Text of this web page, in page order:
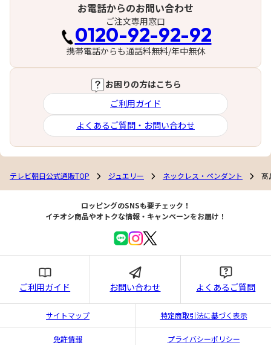
お電話からのお問い合わせ
ご注文専用窓口
0120-92-92-92
携帯電話からも通話料無料/年中無休
お困りの方はこちら
ご利用ガイド
よくあるご質問・お問い合わせ
テレビ朝日公式通販TOP ジュエリー ネックレス・ペンダント 髙
ロッピングのSNSも要チェック！
イチオシ商品やオトクな情報・キャンペーンをお届け！
ご利用ガイド お問い合わせ よくあるご質問
サイトマップ 特定商取引法に基づく表示
免許情報 プライバシーポリシー